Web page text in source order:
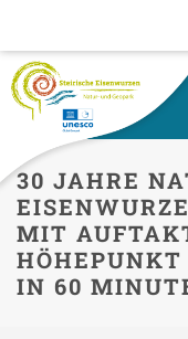
30 JAHRE
MIT
HÖHEPUNKT
N 60